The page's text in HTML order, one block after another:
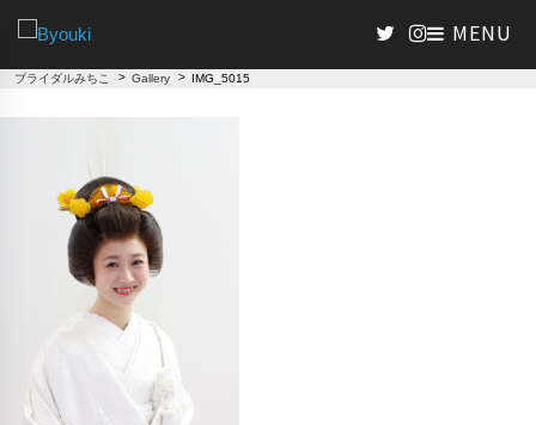
ブライダルみちこ > Gallery > IMG_5015